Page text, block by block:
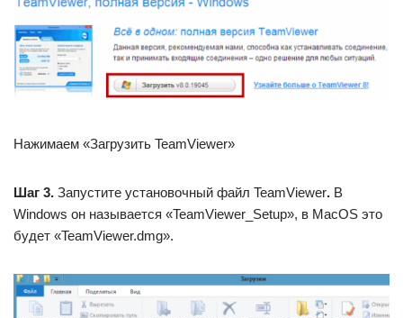
Нажимаем «Загрузить TeamViewer»
Шаг 3. Запустите установочный файл TeamViewer. В
Windows он называется «TeamViewer_Setup», в MacOS это
будет «TeamViewer.dmg».